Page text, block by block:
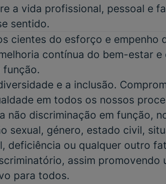
a vida profissional, pessoal e
sentido.
cientes do esforço e empenho
contínua do bem-estar
função.
e a inclusão.
em todos os nossos
não discriminação em função,
sexual, género, estado civil,
deficiência ou qualquer outro
assim promovendo
para todos.